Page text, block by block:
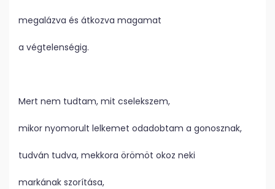
megalázva és átkozva magamat
a végtelenségig.
Mert nem tudtam, mit cselekszem,
mikor nyomorult lelkemet odadobtam a gonosznak,
tudván tudva, mekkora örömöt okoz neki
markának szorítása,